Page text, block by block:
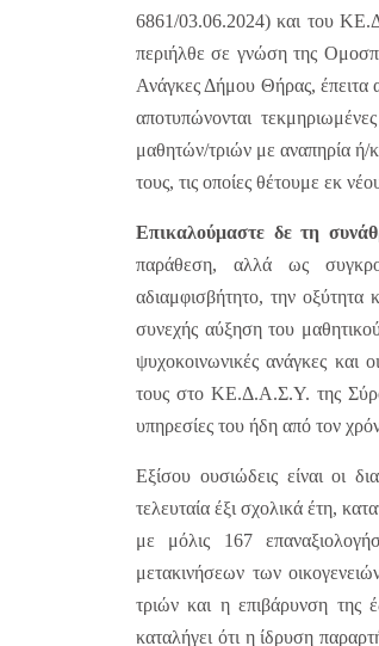
6861/03.06.2024) και του
περιήλθε σε γνώση της
Ανάγκες Δήμου Θήρας, έπειτα
αποτυπώνονται
μαθητών/τριών με αναπηρία ή/
τους, τις οποίες θέτουμε εκ
Επικαλούμαστε δε τη
παράθεση, αλλά ως
αδιαμφισβήτητο, την
συνεχής αύξηση του
ψυχοκοινωνικές ανάγκες και
τους στο ΚΕ.Δ.Α.Σ.Υ. της
υπηρεσίες του ήδη από τον
Εξίσου ουσιώδεις είναι οι
τελευταία έξι σχολικά έτη,
με μόλις 167
μετακινήσεων των
τριών και η επιβάρυνση της
καταλήγει ότι η ίδρυση